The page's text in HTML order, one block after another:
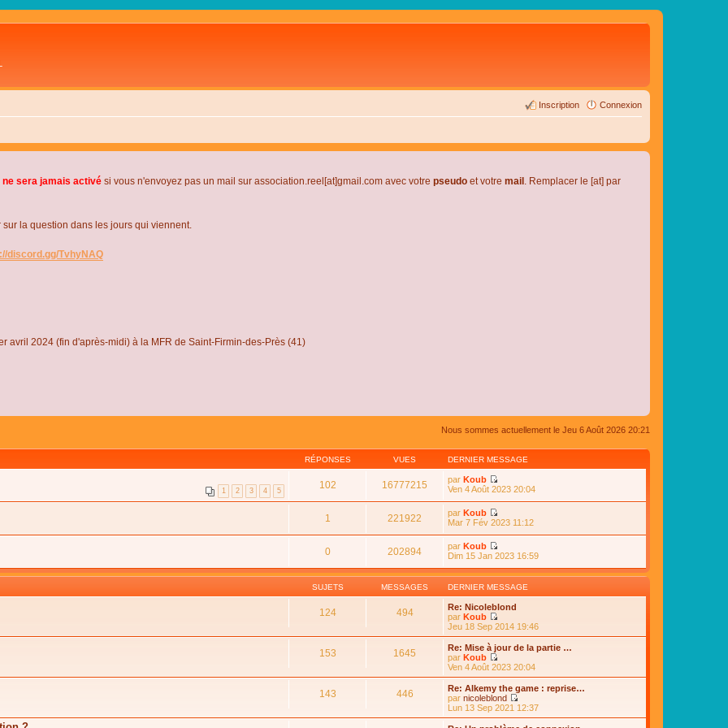
Connexion
Inscription
sera jamais activé si vous n'envoyez pas un mail sur association.reel[at]gmail.com avec votre pseudo et votre mail . Remplacer le [at] par
la question dans les jours qui viennent.
discord.gg/TvhyNAQ
avril 2024 (fin d'après-midi) à la MFR de Saint-Firmin-des-Près (41)
Nous sommes actuellement le Jeu 6 Août 2026 20:21
RÉPONSES VUES DERNIER MESSAGE
1 2 3 4 5 102 16777215 par Koub
C
u
l
e
l
e
d
e
n
r
m
e
s
a
g
e
Ven 4 Août 2023 20:04
1 221922 par Koub
C
u
l
t
e
r
l
d
e
r
i
e
r
m
e
s
s
Mar 7 Fév 2023 11:12
0 202894 par Koub
C
n
s
u
l
t
e
r
e
e
r
n
i
e
r
Dim 15 Jan 2023 16:59
SUJETS MESSAGES DERNIER MESSAGE
124 494
Re: Nicoleblond
par Koub
C
o
n
s
u
l
e
r
l
Jeu 18 Sep 2014 19:46
153 1645
Re: Mise à jour de la partie …
par Koub
C
o
n
s
u
l
t
Ven 4 Août 2023 20:04
143 446
Re: Alkemy the game : reprise…
par nicoleblond
C
o
n
Lun 13 Sep 2021 12:37